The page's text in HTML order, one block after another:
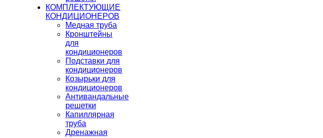
КОМПЛЕКТУЮЩИЕ
КОНДИЦИОНЕРОВ
Медная труба
Кронштейны
для
кондиционеров
Подставки для
кондиционеров
Козырьки для
кондиционеров
Антивандальные
решетки
Капиллярная
труба
Дренажная